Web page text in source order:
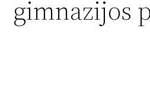
gimnazijos